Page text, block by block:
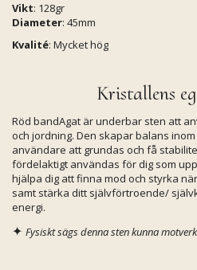
Vikt: 128gr
Diameter: 45mm
Kvalité: Mycket hög
Kristallens
Röd bandAgat är underbar sten att
och jordning. Den skapar balans
användare att grundas och få
fördelaktigt användas för dig som
hjälpa dig att finna mod och styrka
samt stärka ditt självförtroende/
energi.
✦ Fysiskt sägs denna sten kunna